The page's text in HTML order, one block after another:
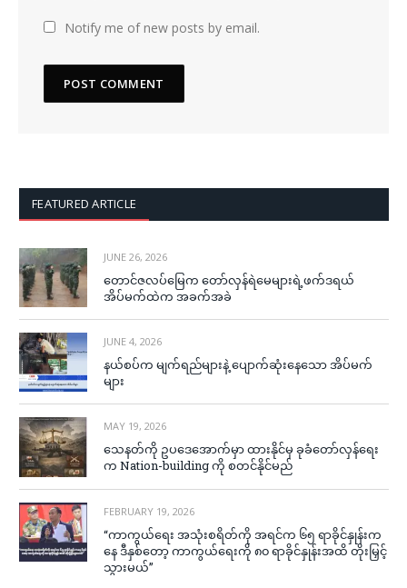
Notify me of new posts by email.
FEATURED ARTICLE
JUNE 26, 2026
တောင်ဇလပ်မြေက တော်လှန်ရဲမေများရဲ့ဖက်ဒရယ်
အိပ်မက်ထဲက အခက်အခဲ
JUNE 4, 2026
နယ်စပ်က မျက်ရည်များနဲ့ ပျောက်ဆုံးနေသော အိပ်မက်
များ
MAY 19, 2026
သေနတ်ကို ဥပဒေအောက်မှာ ထားနိုင်မှ ခုခံတော်လှန်ရေး
က Nation-building ကို စတင်နိုင်မည်
FEBRUARY 19, 2026
“ကာကွယ်ရေး အသုံးစရိတ်ကို အရင်က ၆၅ ရာခိုင်နှုန်းက
နေ ဒီနှစ်တော့ ကာကွယ်ရေးကို ၈၀ ရာခိုင်နှုန်းအထိ တိုးမြှင့်
သွားမယ်”